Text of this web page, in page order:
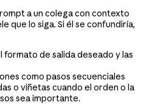
a un colega con contexto
que lo siga. Si él se confundiría,
de salida deseado y las
como pasos secuenciales
o viñetas cuando el orden o la
sea importante.